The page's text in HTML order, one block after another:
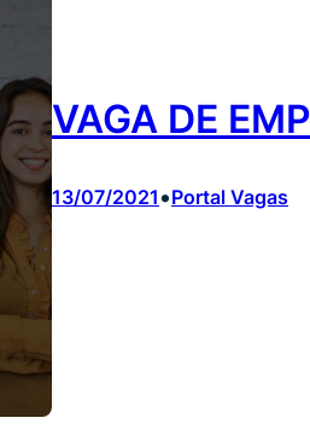
VAGA DE
13/07/2021•Portal Vagas